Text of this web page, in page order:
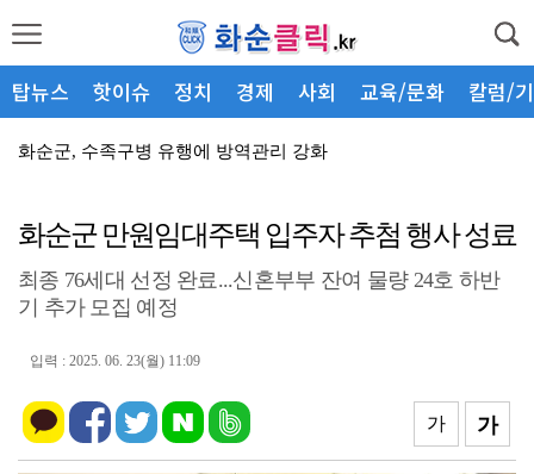
탑뉴스 핫이슈 정치 경제 사회 교육/문화 칼럼/
화순군, 수족구병 유행에 방역관리 강화
박상범 화순군의원, 서왕진 국회의원 초청 “화순군민 경...
화순군, 여름 피서철 산림 내 불법행위 집중단속
화순군, 가뭄 선제 대응 총력
군민과의 공감대화, 폭염 대응 현장 방문으로 전환
화순군, 문해교사와 소통 간담회 개최
화순군 만원임대주택 입주자 추첨 행사 성료
최종 76세대 선정 완료...신혼부부 잔여 물량 24호 하반
기 추가 모집 예정
입력 : 2025. 06. 23(월) 11:09
가
가